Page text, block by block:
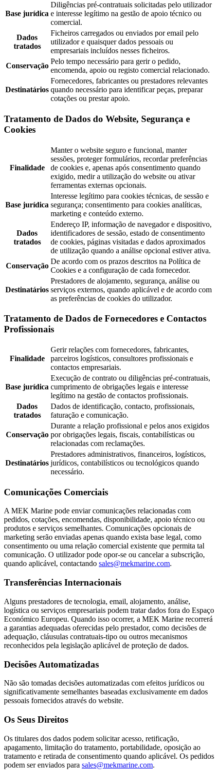
Base jurídica
Diligências pré-contratuais solicitadas pelo utilizador
e interesse legítimo na gestão de apoio técnico ou
comercial.
Dados
tratados
Ficheiros carregados ou enviados por email pelo
utilizador e quaisquer dados pessoais ou
empresariais incluídos nesses ficheiros.
Conservação
Pelo tempo necessário para gerir o pedido,
encomenda, apoio ou registo comercial relacionado.
Destinatários
Fornecedores, fabricantes ou prestadores relevantes
quando necessário para identificar peças, preparar
cotações ou prestar apoio.
Tratamento de Dados do Website, Segurança e
Cookies
Finalidade
Manter o website seguro e funcional, manter
sessões, proteger formulários, recordar preferências
de cookies e, apenas após consentimento quando
exigido, medir a utilização do website ou ativar
ferramentas externas opcionais.
Base jurídica
Interesse legítimo para cookies técnicas, de sessão e
segurança; consentimento para cookies analíticas,
marketing e conteúdo externo.
Dados
tratados
Endereço IP, informação de navegador e dispositivo,
identificadores de sessão, estado de consentimento
de cookies, páginas visitadas e dados aproximados
de utilização quando a análise opcional estiver ativa.
Conservação
De acordo com os prazos descritos na Política de
Cookies e a configuração de cada fornecedor.
Destinatários
Prestadores de alojamento, segurança, análise ou
serviços externos, quando aplicável e de acordo com
as preferências de cookies do utilizador.
Tratamento de Dados de Fornecedores e Contactos
Profissionais
Finalidade
Gerir relações com fornecedores, fabricantes,
parceiros logísticos, consultores profissionais e
contactos empresariais.
Base jurídica
Execução de contrato ou diligências pré-contratuais,
cumprimento de obrigações legais e interesse
legítimo na gestão de contactos profissionais.
Dados
tratados
Dados de identificação, contacto, profissionais,
faturação e comunicação.
Conservação
Durante a relação profissional e pelos anos exigidos
por obrigações legais, fiscais, contabilísticas ou
relacionadas com reclamações.
Destinatários
Prestadores administrativos, financeiros, logísticos,
jurídicos, contabilísticos ou tecnológicos quando
necessário.
Comunicações Comerciais
A MEK Marine pode enviar comunicações relacionadas com
pedidos, cotações, encomendas, disponibilidade, apoio técnico ou
produtos e serviços semelhantes. Comunicações opcionais de
marketing serão enviadas apenas quando exista base legal, como
consentimento ou uma relação comercial existente que permita tal
comunicação. O utilizador pode opor-se ou cancelar a subscrição,
quando aplicável, contactando sales@mekmarine.com.
Transferências Internacionais
Alguns prestadores de tecnologia, email, alojamento, análise,
logística ou serviços empresariais podem tratar dados fora do Espaço
Económico Europeu. Quando isso ocorrer, a MEK Marine recorrerá
a garantias adequadas oferecidas pelo prestador, como decisões de
adequação, cláusulas contratuais-tipo ou outros mecanismos
reconhecidos pela legislação aplicável de proteção de dados.
Decisões Automatizadas
Não são tomadas decisões automatizadas com efeitos jurídicos ou
significativamente semelhantes baseadas exclusivamente em dados
pessoais fornecidos através do website.
Os Seus Direitos
Os titulares dos dados podem solicitar acesso, retificação,
apagamento, limitação do tratamento, portabilidade, oposição ao
tratamento e retirada de consentimento quando aplicável. Os pedidos
podem ser enviados para sales@mekmarine.com.